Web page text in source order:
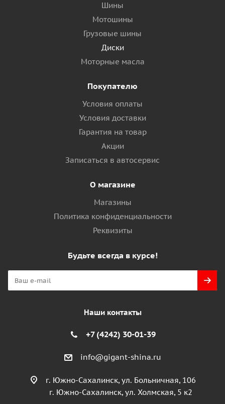
Шины
Мотошины
Грузовые шины
Диски
Моторные масла
Покупателю
Условия оплаты
Условия доставки
Гарантия на товар
Акции
Записаться в автосервис
О магазине
Магазины
Политика конфиденциальности
Реквизиты
Будьте всегда в курсе!
Наши контакты
+7 (4242) 30-01-39
info@gigant-shina.ru
г. Южно-Сахалинск, ул. Больничная, 106
г. Южно-Сахалинск, ул. Холмская, 5 к2